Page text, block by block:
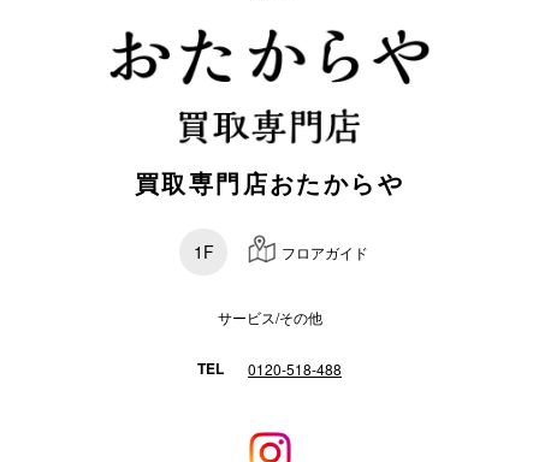
買取専門店おたからや
1F フロアガイド
サービス/その他
TEL 0120-518-488
公式SNS